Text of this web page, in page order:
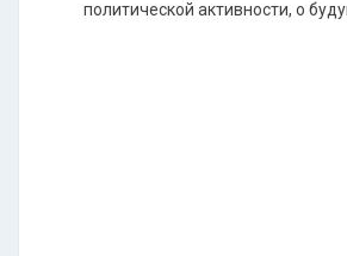
политической активности, о